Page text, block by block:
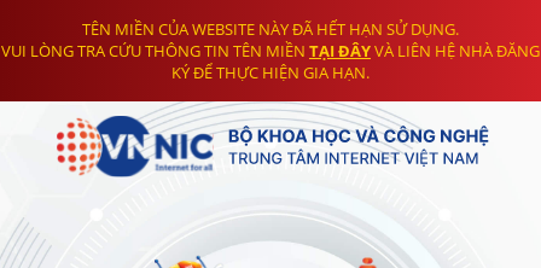
TÊN MIỀN CỦA WEBSITE NÀY ĐÃ HẾT HẠN SỬ DỤNG.
VUI LÒNG TRA CỨU THÔNG TIN TÊN MIỀN TẠI ĐÂYVÀ LIÊN HỆ NHÀ ĐĂNG
KÝ ĐỂ THỰC HIỆN GIA HẠN.